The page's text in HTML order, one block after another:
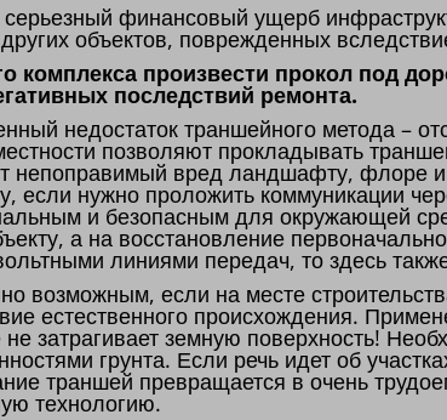
финансовый ущерб
объектов, поврежденных
произвести прокол под
последствий ремонта.
недостаток траншейного метода –
позволяют прокладывать
непоправимый вред ландшафту, флоре
если нужно проложить коммуникации
и безопасным для окружающей
а на восстановление
линиями передач, то здесь
возможным, если на месте
естественного происхождения.
затрагивает земную поверхность!
грунта. Если речь идет об
траншей превращается в очень
технологию.